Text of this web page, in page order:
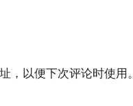
，以便下次评论时使用。